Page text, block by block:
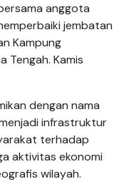
anggota
jembatan
Kampung
Tengah. Kamis
dengan nama
infrastruktur
terhadap
aktivitas ekonomi
wilayah.